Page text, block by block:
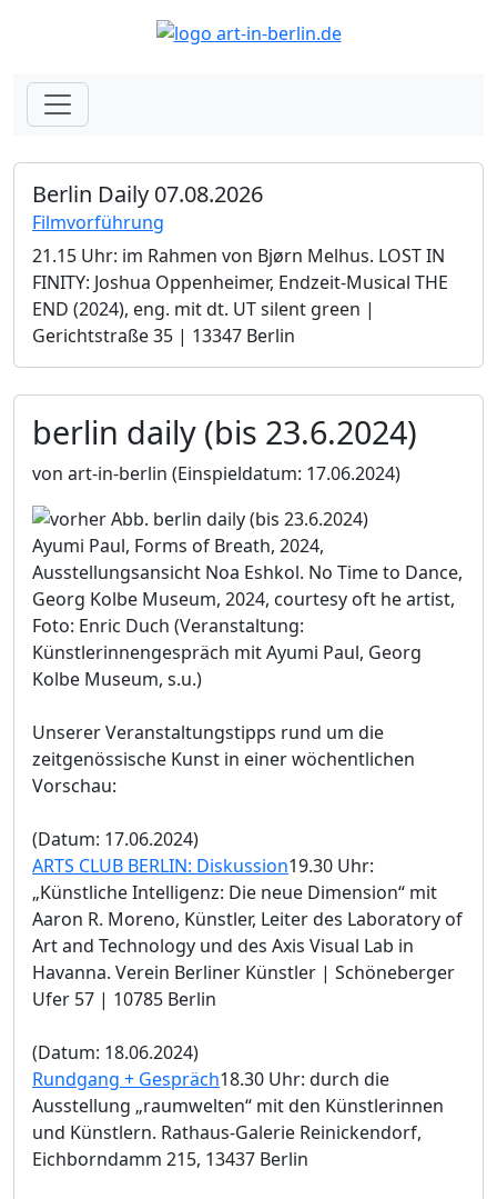
Berlin Daily 07.08.2026
Filmvorführung
21.15 Uhr: im Rahmen von Bjørn Melhus. LOST IN
FINITY: Joshua Oppenheimer, Endzeit-Musical THE
END (2024), eng. mit dt. UT silent green |
Gerichtstraße 35 | 13347 Berlin
berlin daily (bis 23.6.2024)
von art-in-berlin (Einspieldatum: 17.06.2024)
Ayumi Paul, Forms of Breath, 2024,
Ausstellungsansicht Noa Eshkol. No Time to Dance,
Georg Kolbe Museum, 2024, courtesy oft he artist,
Foto: Enric Duch (Veranstaltung:
Künstlerinnengespräch mit Ayumi Paul, Georg
Kolbe Museum, s.u.)
Unserer Veranstaltungstipps rund um die
zeitgenössische Kunst in einer wöchentlichen
Vorschau:
(Datum: 17.06.2024)
ARTS CLUB BERLIN: Diskussion19.30 Uhr:
„Künstliche Intelligenz: Die neue Dimension“ mit
Aaron R. Moreno, Künstler, Leiter des Laboratory of
Art and Technology und des Axis Visual Lab in
Havanna. Verein Berliner Künstler | Schöneberger
Ufer 57 | 10785 Berlin
(Datum: 18.06.2024)
Rundgang + Gespräch18.30 Uhr: durch die
Ausstellung „raumwelten“ mit den Künstlerinnen
und Künstlern. Rathaus-Galerie Reinickendorf,
Eichborndamm 215, 13437 Berlin